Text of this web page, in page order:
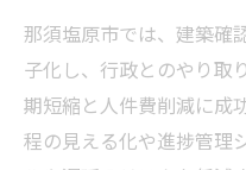
那須塩原市では、建築確
子化し、行政とのやり取
期短縮と人件費削減に成
程の見える化や進捗管理